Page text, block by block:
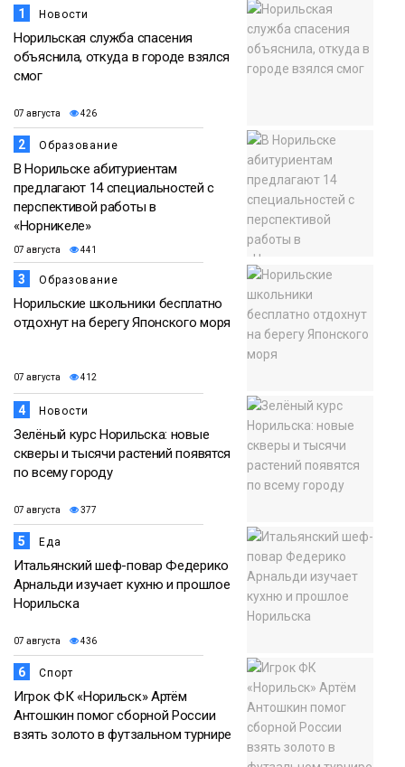
1 Новости
Норильская служба спасения
объяснила, откуда в городе взялся
смог
07 августа 426
2 Образование
В Норильске абитуриентам
предлагают 14 специальностей с
перспективой работы в
«Норникеле»
07 августа 441
3 Образование
Норильские школьники бесплатно
отдохнут на берегу Японского моря
07 августа 412
4 Новости
Зелёный курс Норильска: новые
скверы и тысячи растений появятся
по всему городу
07 августа 377
5 Еда
Итальянский шеф-повар Федерико
Арнальди изучает кухню и прошлое
Норильска
07 августа 436
6 Спорт
Игрок ФК «Норильск» Артём
Антошкин помог сборной России
взять золото в футзальном турнире